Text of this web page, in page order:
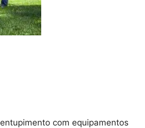
com equipamentos